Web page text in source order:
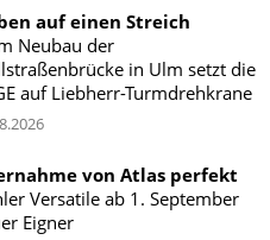
auf einen Streich
Neubau der
in Ulm setzt die
auf Liebherr-Turmdrehkrane
von Atlas perfekt
Versatile ab 1. September
Eigner